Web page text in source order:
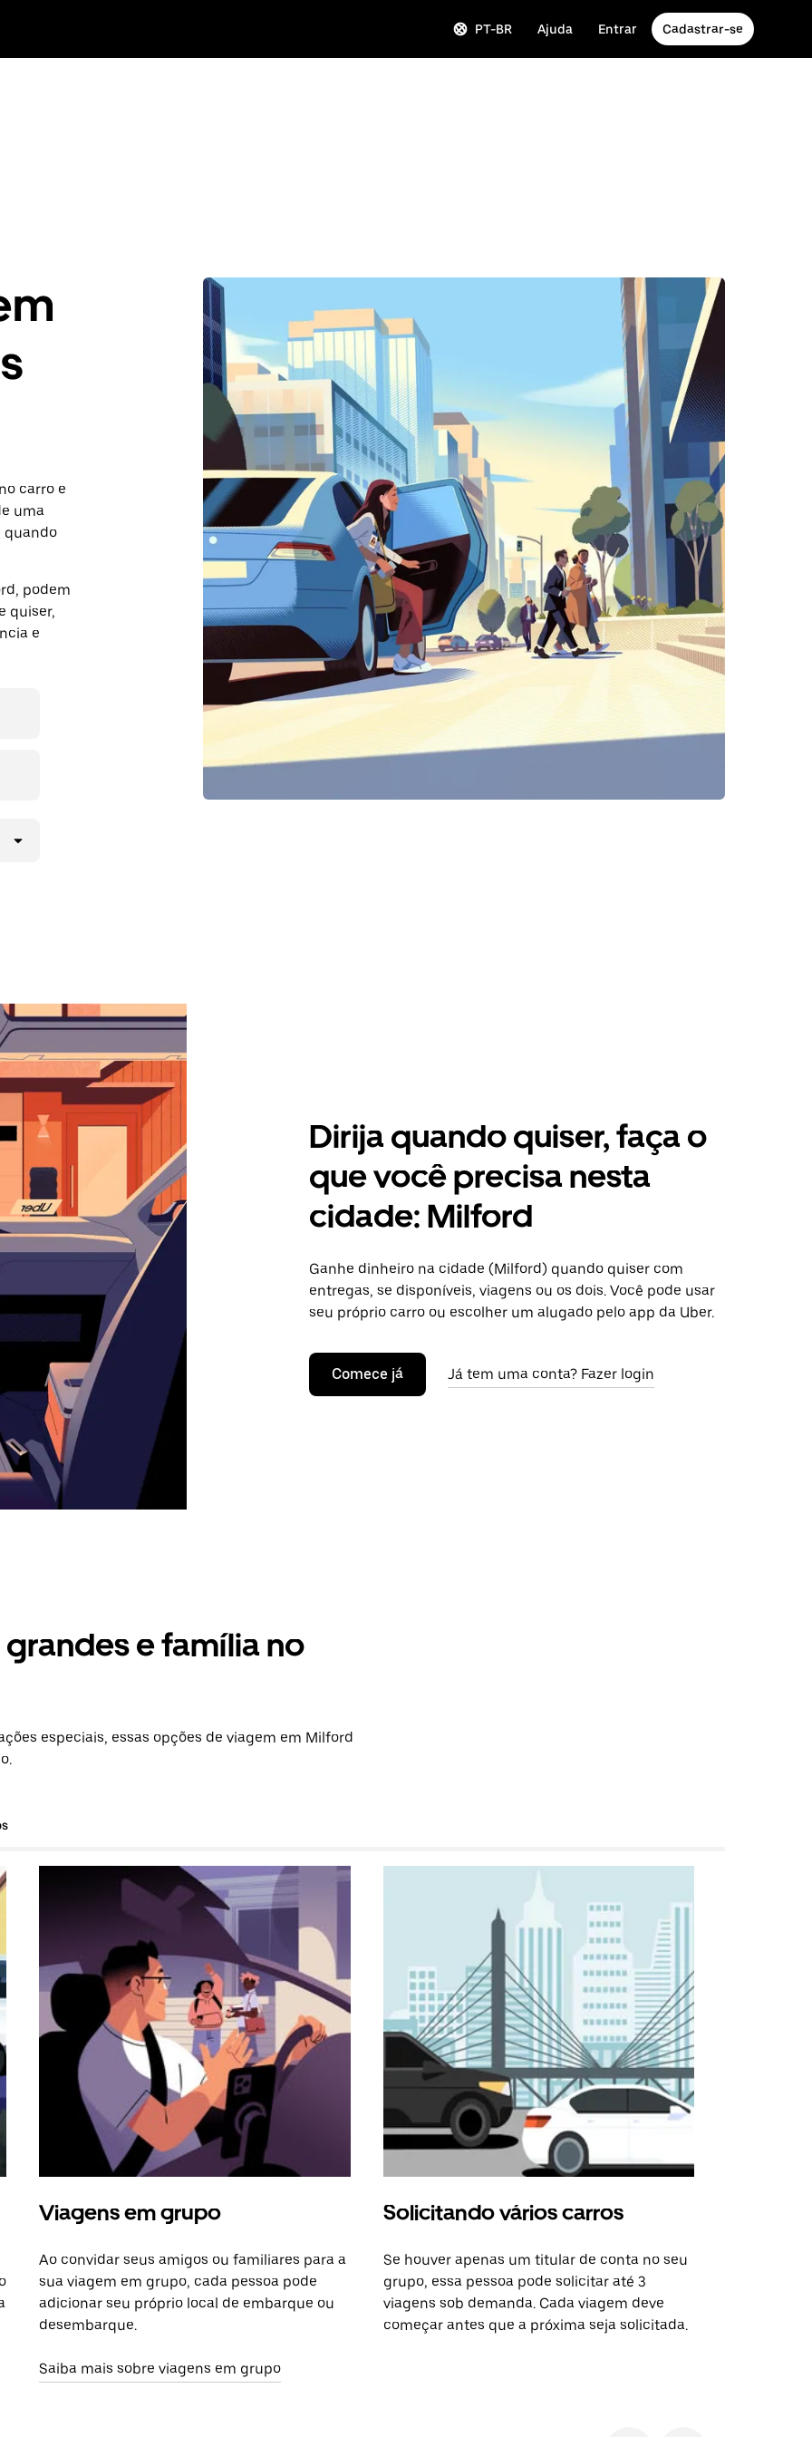
PT-BR Ajuda Entrar Cadastrar-se
carro e
uma
quando
podem
quiser,
e
Dirija quando quiser, faça o
que você precisa nesta
cidade: Milford
Ganhe dinheiro na cidade (Milford) quando quiser com
entregas, se disponíveis, viagens ou os dois. Você pode usar
seu próprio carro ou escolher um alugado pelo app da Uber.
Comece já Já tem uma conta? Fazer login
e família no
especiais, essas opções de viagem em Milford
Viagens em grupo
Ao convidar seus amigos ou familiares para a
sua viagem em grupo, cada pessoa pode
adicionar seu próprio local de embarque ou
desembarque.
Saiba mais sobre viagens em grupo
Solicitando vários carros
Se houver apenas um titular de conta no seu
grupo, essa pessoa pode solicitar até 3
viagens sob demanda. Cada viagem deve
começar antes que a próxima seja solicitada.